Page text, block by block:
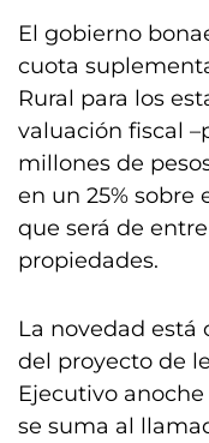
El gobierno
cuota
Rural para los
valuación fiscal
millones de
en un 25%
que será de
propiedades.
La novedad está
del proyecto de
Ejecutivo
se suma al